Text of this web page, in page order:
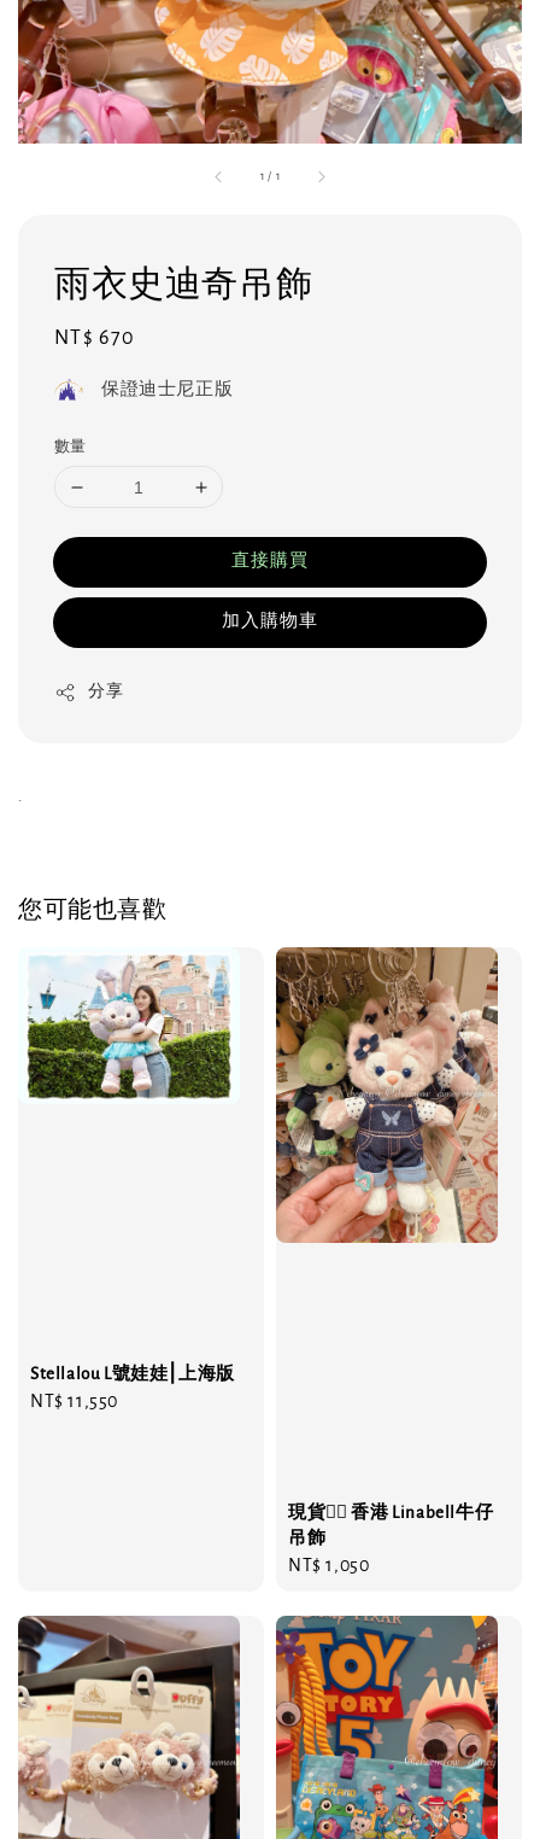
1 / 1
雨衣史迪奇吊飾
Regular
NT$ 670
保證迪士尼正版
數量
直接購買
加入購物車
分享
.
您可能也喜歡
Stellalou L號娃娃⎮上海版
Regular
NT$ 11,550
現貨❤️‍🔥 香港 Linabell牛仔
吊飾
Regular
NT$ 1,050